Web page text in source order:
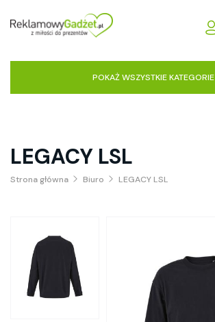
POKAŻ WSZYSTKIE KATEGORIE
LEGACY LSL
Strona główna Biuro LEGACY LSL